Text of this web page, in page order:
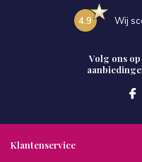
4.9 Wij
Volg ons
Klantenservice